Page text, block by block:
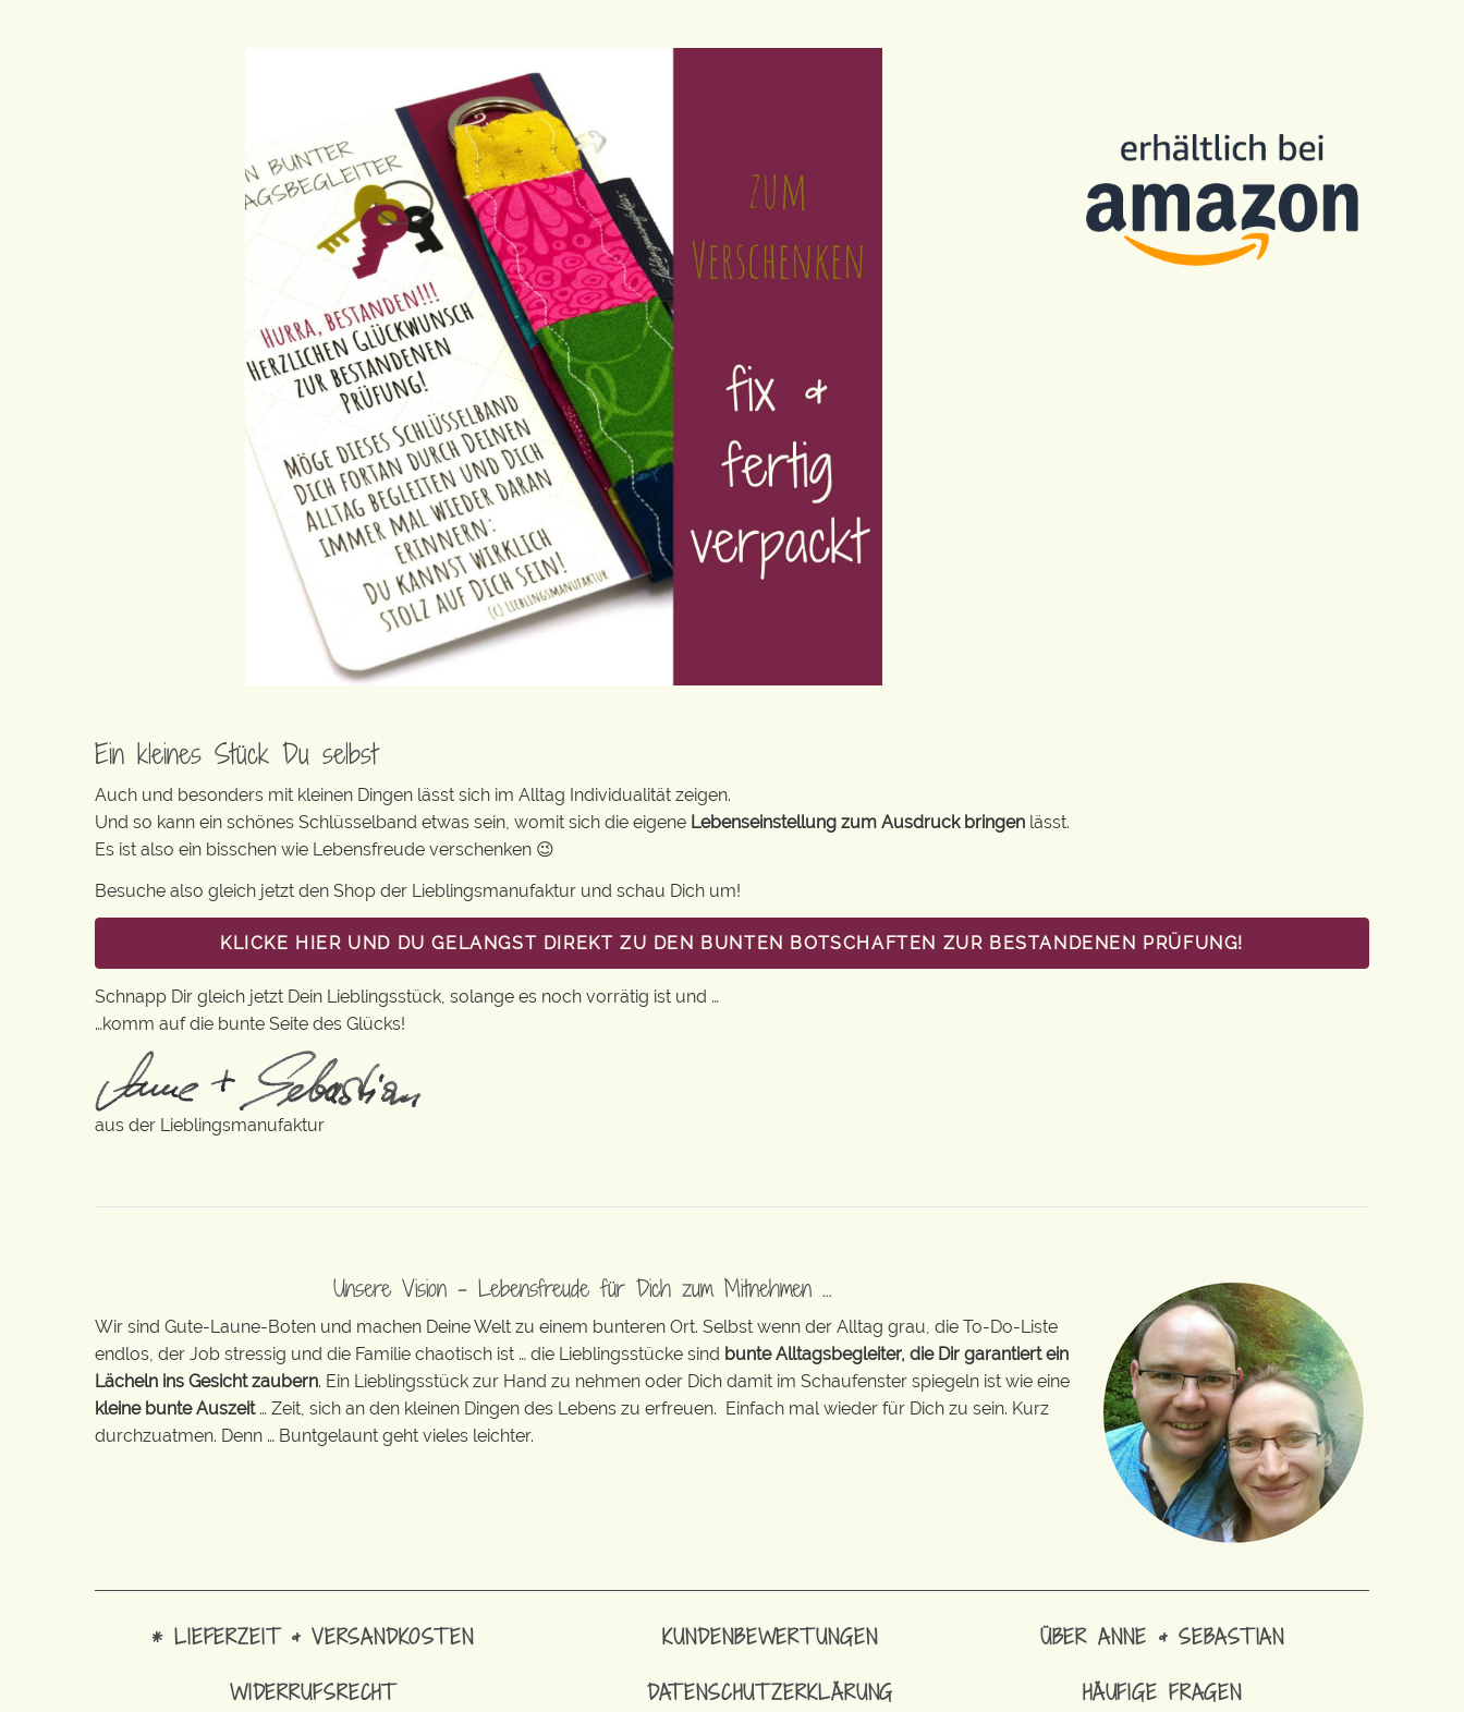
Ein kleines Stück Du selbst
Auch und besonders mit kleinen Dingen lässt sich im Alltag Individualität zeigen.
Und so kann ein schönes Schlüsselband etwas sein, womit sich die eigene Lebenseinstellung zum Ausdruck bringen lässt.
Es ist also ein bisschen wie Lebensfreude verschenken 😉
Besuche also gleich jetzt den Shop der Lieblingsmanufaktur und schau Dich um!
KLICKE HIER UND DU GELANGST DIREKT ZU DEN BUNTEN BOTSCHAFTEN ZUR BESTANDENEN PRÜFUNG!
Schnapp Dir gleich jetzt Dein Lieblingsstück, solange es noch vorrätig ist und …
…komm auf die bunte Seite des Glücks!
aus der Lieblingsmanufaktur
Unsere Vision – Lebensfreude für Dich zum Mitnehmen …
Wir sind Gute-Laune-Boten und machen Deine Welt zu einem bunteren Ort. Selbst wenn der Alltag grau, die To-Do-Liste
endlos, der Job stressig und die Familie chaotisch ist … die Lieblingsstücke sind bunte Alltagsbegleiter, die Dir garantiert ein
Lächeln ins Gesicht zaubern. Ein Lieblingsstück zur Hand zu nehmen oder Dich damit im Schaufenster spiegeln ist wie eine
kleine bunte Auszeit… Zeit, sich an den kleinen Dingen des Lebens zu erfreuen. Einfach mal wieder für Dich zu sein. Kurz
durchzuatmen. Denn … Buntgelaunt geht vieles leichter.
* LIEFERZEIT & VERSANDKOSTEN
WIDERRUFSRECHT
KUNDENBEWERTUNGEN
DATENSCHUTZERKLÄRUNG
ÜBER ANNE & SEBASTIAN
HÄUFIGE FRAGEN